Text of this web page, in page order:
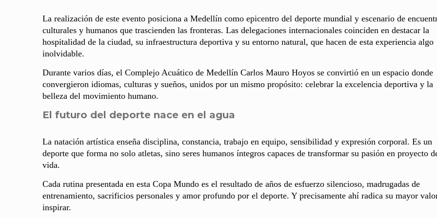
La realización de este evento posiciona a Medellín como epicentro del deporte mundial y escenario de
culturales y humanos que trascienden las fronteras. Las delegaciones internacionales coinciden en destacar la
hospitalidad de la ciudad, su infraestructura deportiva y su entorno natural, que hacen de esta experiencia algo
inolvidable.
Durante varios días, el Complejo Acuático de Medellín Carlos Mauro Hoyos se convirtió en un espacio donde
convergieron idiomas, culturas y sueños, unidos por un mismo propósito: celebrar la excelencia deportiva y la
belleza del movimiento humano.
El futuro del deporte nace en el agua
La natación artística enseña disciplina, constancia, trabajo en equipo, sensibilidad y expresión corporal. Es un
deporte que forma no solo atletas, sino seres humanos íntegros capaces de transformar su pasión en proyecto
vida.
Cada rutina presentada en esta Copa Mundo es el resultado de años de esfuerzo silencioso, madrugadas de
entrenamiento, sacrificios personales y amor profundo por el deporte. Y precisamente ahí radica su mayor
inspirar.